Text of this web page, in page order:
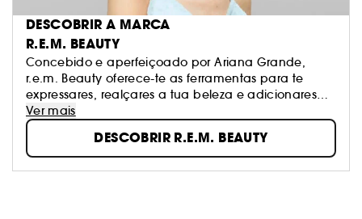
DESCOBRIR A MARCA
R.E.M. BEAUTY
Concebido e aperfeiçoado por Ariana Grande,
r.e.m. Beauty oferece-te as ferramentas para te
expressares, realçares a tua beleza e adicionares
um toque de magia todos os dias; para sonhares
mesmo acordada. Descobre a maquilhagem do
futuro: tons futuristas, produtos versáteis, fórmulas
híbridas enriquecidas com cuidados da pele,
técnicas de aplicação inovadoras e fórmulas
Ver mais
DESCOBRIR R.E.M. BEAUTY